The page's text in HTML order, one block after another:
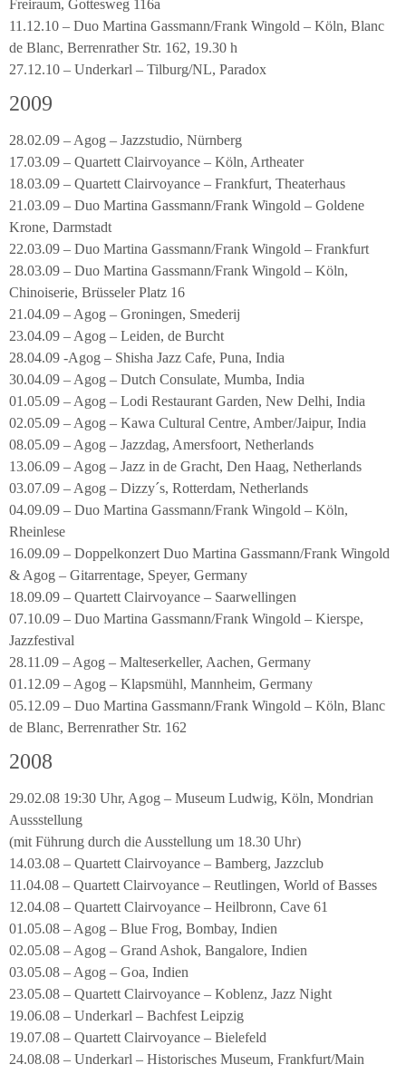
Freiraum, Gottesweg 116a
11.12.10 – Duo Martina Gassmann/Frank Wingold – Köln, Blanc
de Blanc, Berrenrather Str. 162, 19.30 h
27.12.10 – Underkarl – Tilburg/NL, Paradox
2009
28.02.09 – Agog – Jazzstudio, Nürnberg
17.03.09 – Quartett Clairvoyance – Köln, Artheater
18.03.09 – Quartett Clairvoyance – Frankfurt, Theaterhaus
21.03.09 – Duo Martina Gassmann/Frank Wingold – Goldene
Krone, Darmstadt
22.03.09 – Duo Martina Gassmann/Frank Wingold – Frankfurt
28.03.09 – Duo Martina Gassmann/Frank Wingold – Köln,
Chinoiserie, Brüsseler Platz 16
21.04.09 – Agog – Groningen, Smederij
23.04.09 – Agog – Leiden, de Burcht
28.04.09 -Agog – Shisha Jazz Cafe, Puna, India
30.04.09 – Agog – Dutch Consulate, Mumba, India
01.05.09 – Agog – Lodi Restaurant Garden, New Delhi, India
02.05.09 – Agog – Kawa Cultural Centre, Amber/Jaipur, India
08.05.09 – Agog – Jazzdag, Amersfoort, Netherlands
13.06.09 – Agog – Jazz in de Gracht, Den Haag, Netherlands
03.07.09 – Agog – Dizzy´s, Rotterdam, Netherlands
04.09.09 – Duo Martina Gassmann/Frank Wingold – Köln,
Rheinlese
16.09.09 – Doppelkonzert Duo Martina Gassmann/Frank Wingold
& Agog – Gitarrentage, Speyer, Germany
18.09.09 – Quartett Clairvoyance – Saarwellingen
07.10.09 – Duo Martina Gassmann/Frank Wingold – Kierspe,
Jazzfestival
28.11.09 – Agog – Malteserkeller, Aachen, Germany
01.12.09 – Agog – Klapsmühl, Mannheim, Germany
05.12.09 – Duo Martina Gassmann/Frank Wingold – Köln, Blanc
de Blanc, Berrenrather Str. 162
2008
29.02.08 19:30 Uhr, Agog – Museum Ludwig, Köln, Mondrian
Aussstellung
(mit Führung durch die Ausstellung um 18.30 Uhr)
14.03.08 – Quartett Clairvoyance – Bamberg, Jazzclub
11.04.08 – Quartett Clairvoyance – Reutlingen, World of Basses
12.04.08 – Quartett Clairvoyance – Heilbronn, Cave 61
01.05.08 – Agog – Blue Frog, Bombay, Indien
02.05.08 – Agog – Grand Ashok, Bangalore, Indien
03.05.08 – Agog – Goa, Indien
23.05.08 – Quartett Clairvoyance – Koblenz, Jazz Night
19.06.08 – Underkarl – Bachfest Leipzig
19.07.08 – Quartett Clairvoyance – Bielefeld
24.08.08 – Underkarl – Historisches Museum, Frankfurt/Main